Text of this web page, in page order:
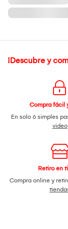
¡Descubre y
Compra fácil
En solo 6 simples
video
Retiro en
Compra online y